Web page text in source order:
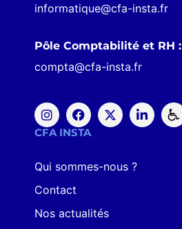
informatique@cfa-insta.fr
Pôle Comptabilité et RH :
compta@cfa-insta.fr
CFA INSTA
Qui sommes-nous ?
Contact
Nos actualités